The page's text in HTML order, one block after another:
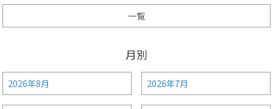
一覧
月別
2026年8月 2026年7月